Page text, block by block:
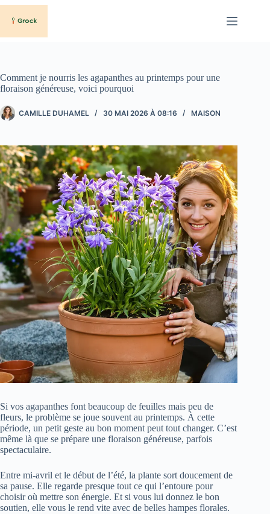
Passer
contenu
Comment je nourris les agapanthes au printemps pour une
floraison généreuse, voici pourquoi
CAMILLE DUHAMEL 30 MAI 2026 À 08:16 MAISON
Si vos agapanthes font beaucoup de feuilles mais peu de
fleurs, le problème se joue souvent au printemps. À cette
période, un petit geste au bon moment peut tout changer. C’est
même là que se prépare une floraison généreuse, parfois
spectaculaire.
Entre mi-avril et le début de l’été, la plante sort doucement de
sa pause. Elle regarde presque tout ce qui l’entoure pour
choisir où mettre son énergie. Et si vous lui donnez le bon
soutien, elle vous le rend vite avec de belles hampes florales.